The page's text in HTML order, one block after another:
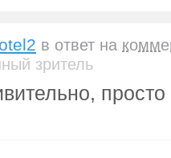
в ответ на
зритель
просто